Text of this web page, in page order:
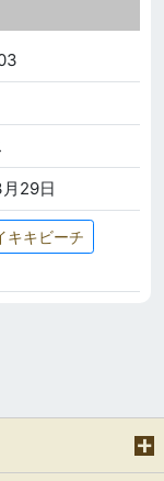
29日
キキビーチ